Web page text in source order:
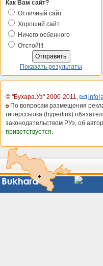
Как Вам сайт?
Отличный сайт
Хороший сайт
Ничего осбенного
Отстой!!!
Показать результаты
© "Бухара.Уз" 2000-2011,
По вопросам размещения
гиперссылка (hyperlink)
законодательством РУз, об
приветствуется.